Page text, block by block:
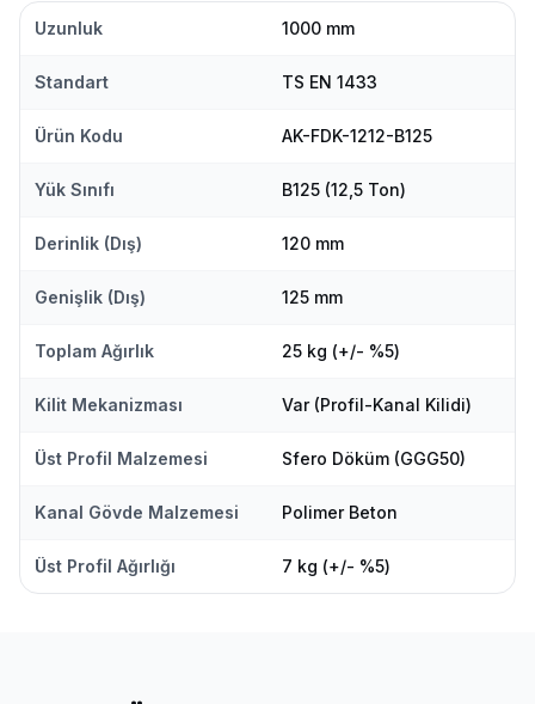
Uzunluk 1000 mm
Standart TS EN 1433
Ürün Kodu AK-FDK-1212-B125
Yük Sınıfı B125 (12,5 Ton)
Derinlik (Dış) 120 mm
Genişlik (Dış) 125 mm
Toplam Ağırlık 25 kg (+/- %5)
Kilit Mekanizması Var (Profil-Kanal Kilidi)
Üst Profil Malzemesi Sfero Döküm (GGG50)
Kanal Gövde Malzemesi Polimer Beton
Üst Profil Ağırlığı 7 kg (+/- %5)